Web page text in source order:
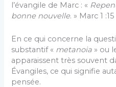
l’évangile de Marc : «
bonne nouvelle. » Marc 1 :15
En ce qui concerne la
substantif « metanoia » ou
apparaissent très souvent
Évangiles, ce qui signifie
pensée.